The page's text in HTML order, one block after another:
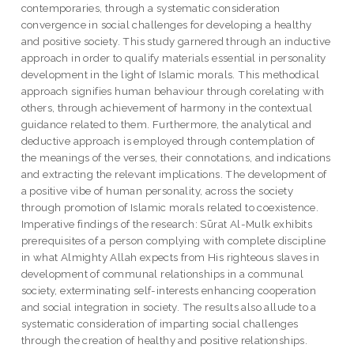
contemporaries, through a systematic consideration
convergence in social challenges for developing a healthy
and positive society. This study garnered through an inductive
approach in order to qualify materials essential in personality
development in the light of Islamic morals. This methodical
approach signifies human behaviour through corelating with
others, through achievement of harmony in the contextual
guidance related to them. Furthermore, the analytical and
deductive approach is employed through contemplation of
the meanings of the verses, their connotations, and indications
and extracting the relevant implications. The development of
a positive vibe of human personality, across the society
through promotion of Islamic morals related to coexistence.
Imperative findings of the research: Sūrat Al-Mulk exhibits
prerequisites of a person complying with complete discipline
in what Almighty Allah expects from His righteous slaves in
development of communal relationships in a communal
society, exterminating self-interests enhancing cooperation
and social integration in society. The results also allude to a
systematic consideration of imparting social challenges
through the creation of healthy and positive relationships.